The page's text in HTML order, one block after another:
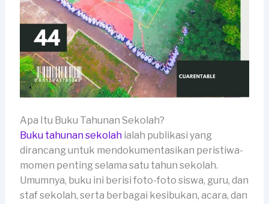
Apa Itu Buku Tahunan Sekolah?
Buku tahunan sekolahialah publikasi yang
dirancang untuk mendokumentasikan peristiwa-
momen penting selama satu tahun sekolah.
Umumnya, buku ini berisi foto-foto siswa, guru, dan
staf sekolah, serta berbagai kesibukan, acara, dan